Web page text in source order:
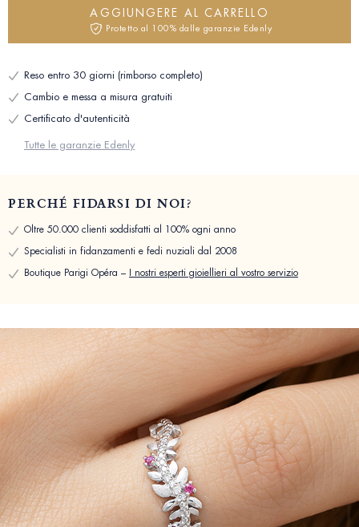
AGGIUNGERE AL CARRELLO
Protetto al 100% dalle garanzie Edenly
Reso entro 30 giorni (rimborso completo)
Cambio e messa a misura gratuiti
Certificato d'autenticità
Tutte le garanzie Edenly
PERCHÉ FIDARSI DI NOI?
Oltre 50.000 clienti soddisfatti al 100% ogni anno
Specialisti in fidanzamenti e fedi nuziali dal 2008
Boutique Parigi Opéra – I nostri esperti gioiellieri al vostro servizio